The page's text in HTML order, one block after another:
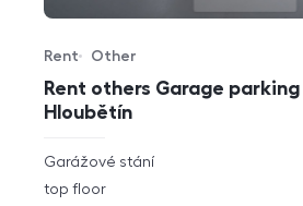
Rent others Garage parking
Hloubětín
Offer type
Rent
Property type
Other
rozměry
disposition
Garážové stání
funkce
top floor